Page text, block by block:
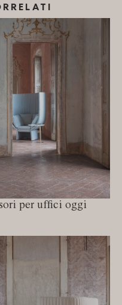
per uffici oggi